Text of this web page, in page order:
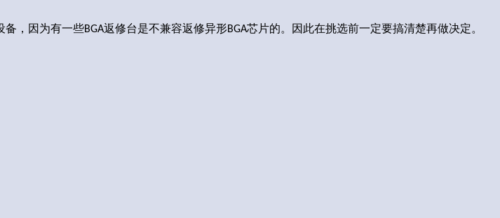
备，因为有一些BGA返修台是不兼容返修异形BGA芯片的。因此在挑选前一定要搞清楚再做决定。